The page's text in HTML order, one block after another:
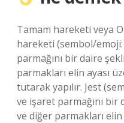
Tamam hareketi veya
hareketi (sembol/emoji:
parmağını bir daire
parmakları elin ayası
tutarak yapılır. Jest
ve işaret parmağını
ve diğer parmakları